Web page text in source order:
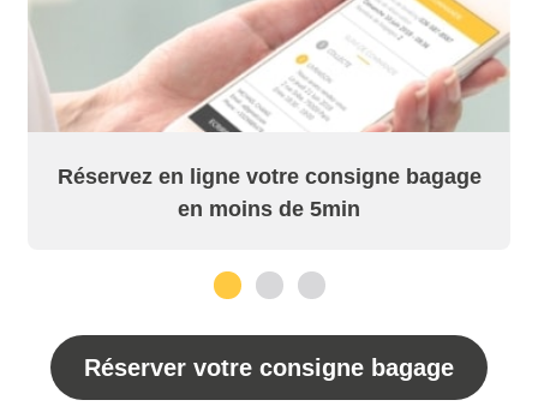
Réservez en ligne votre consigne bagage
en moins de 5min
Réserver votre consigne bagage